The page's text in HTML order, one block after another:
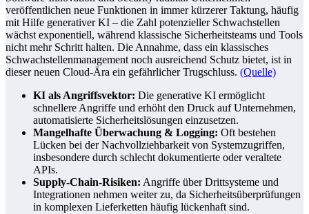
veröffentlichen neue Funktionen in immer kürzerer Taktung, häufig
mit Hilfe generativer KI – die Zahl potenzieller Schwachstellen
wächst exponentiell, während klassische Sicherheitsteams und Tools
nicht mehr Schritt halten. Die Annahme, dass ein klassisches
Schwachstellenmanagement noch ausreichend Schutz bietet, ist in
dieser neuen Cloud-Ära ein gefährlicher Trugschluss. (Quelle)
KI als Angriffsvektor: Die generative KI ermöglicht
schnellere Angriffe und erhöht den Druck auf Unternehmen,
automatisierte Sicherheitslösungen einzusetzen.
Mangelhafte Überwachung & Logging: Oft bestehen
Lücken bei der Nachvollziehbarkeit von Systemzugriffen,
insbesondere durch schlecht dokumentierte oder veraltete
APIs.
Supply-Chain-Risiken: Angriffe über Drittsysteme und
Integrationen nehmen weiter zu, da Sicherheitsüberprüfungen
in komplexen Lieferketten häufig lückenhaft sind.